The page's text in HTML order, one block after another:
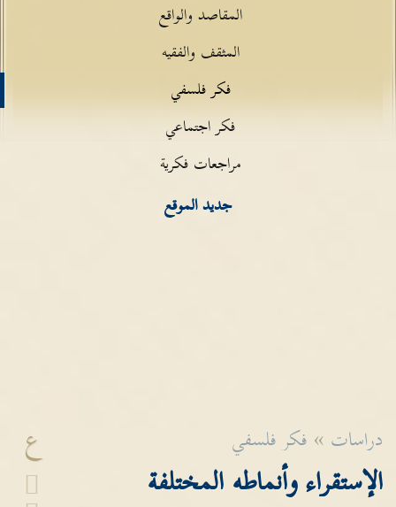
المقاصد والواقع
المثقف والفقيه
فكر فلسفي
فكر اجتماعي
مراجعات فكرية
جديد الموقع
ع دراسات » فكر فلسفي
الإستقراء وأنماطه المختلفة